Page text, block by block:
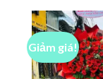
Giảm giá!